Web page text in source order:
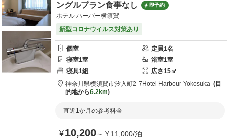
ングルプラン食事なし
即予約
ホテル ハーバー横須賀
新型コロナウイルス対策あり
個室 定員1名
寝室1室 浴室1室
寝具1組 広さ15㎡
神奈川県横須賀市汐入町2-7 Hotel Harbour Yokosuka
目
的地から6.2km
直近1か月の参考料金
¥10,200～ ¥11,000/泊